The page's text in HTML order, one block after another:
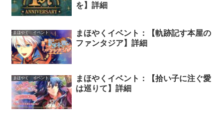
を】詳細
まほやく イベント
まほやくイベント：【軌跡記す本屋の
ファンタジア】詳細
まほやく イベント
まほやくイベント：【拾い子に注ぐ愛
は巡りて】詳細